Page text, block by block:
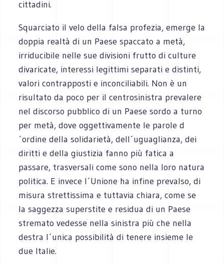
cittadini.
Squarciato il velo della falsa profezia, emerge la
doppia realtà di un Paese spaccato a metà,
irriducibile nelle sue divisioni frutto di culture
divaricate, interessi legittimi separati e distinti,
valori contrapposti e inconciliabili. Non è un
risultato da poco per il centrosinistra prevalere
nel discorso pubblico di un Paese sordo a turno
per metà, dove oggettivamente le parole d
´ordine della solidarietà, dell´uguaglianza, dei
diritti e della giustizia fanno più fatica a
passare, trasversali come sono nella loro natura
politica. E invece l´Unione ha infine prevalso, di
misura strettissima e tuttavia chiara, come se
la saggezza superstite e residua di un Paese
stremato vedesse nella sinistra più che nella
destra l´unica possibilità di tenere insieme le
due Italie.